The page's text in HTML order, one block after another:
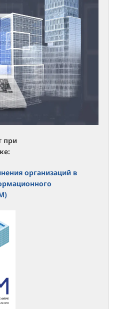
при
организаций в